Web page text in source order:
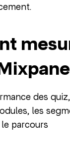
des
les
parcours